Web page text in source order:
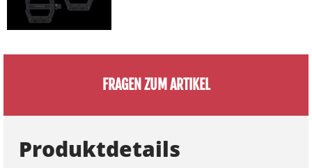
FRAGEN ZUM ARTIKEL
Produktdetails